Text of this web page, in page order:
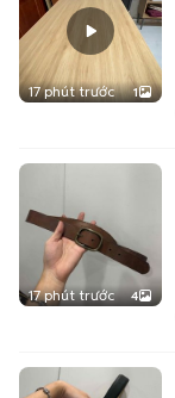
17 phút trước 1
17 phút trước 4